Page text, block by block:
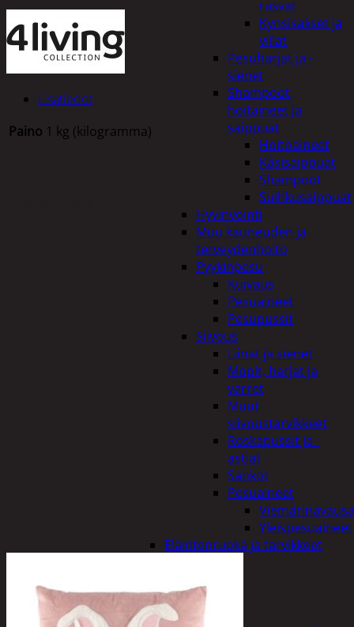
rasvat
Kynsisakset ja
viilat
Pesuharjat ja -
sienet
Shampoot,
hoitaineet ja
saippuat
Hoitoaineet
Käsisaippuat
Shampoot
Suihkusaippuat
Hyvinvointi
Muu kauneuden ja
terveydenhoito
Pyykinpesu
Kuivaus
Pesuaineet
Pesupussit
Siivous
Liinat ja sienet
Mopit, harjat ja
varret
Muut
siivoustarvikkeet
Roskapussit ja -
astiat
Sankot
Pesuaineet
Yleispesuaineet
Eläintenruoka ja tarvikkeet
Koirat
Linnut
Lisätiedot
Paino 1 kg (kilogramma)